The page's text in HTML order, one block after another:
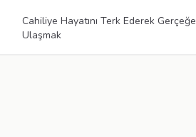
Cahiliye Hayatını Terk Ederek Gerçeğe
Ulaşmak